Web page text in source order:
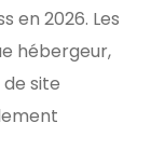
en 2026. Les
hébergeur,
site